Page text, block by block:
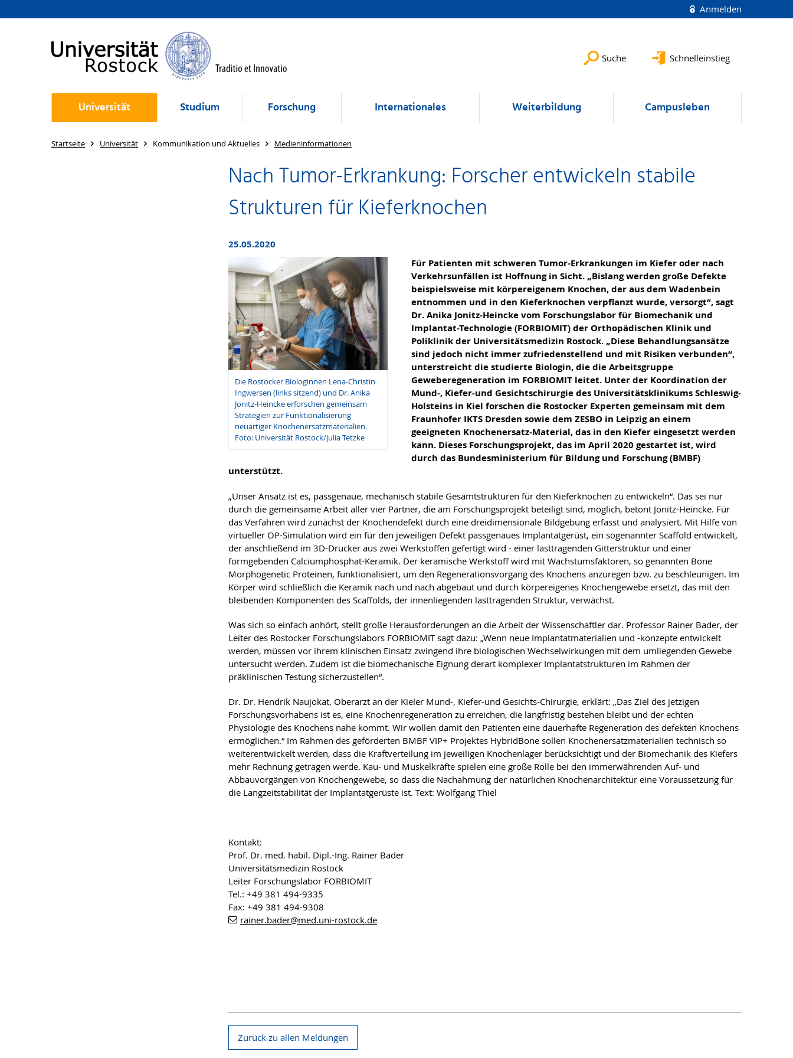
Anmelden
Suche Schnelleinstieg
Universität Studium Forschung Internationales Weiterbildung Campusleben
Startseite Universität Kommunikation und Aktuelles Medieninformationen
Nach Tumor-Erkrankung: Forscher entwickeln stabile
Strukturen für Kieferknochen
25.05.2020
Die Rostocker Biologinnen Lena-Christin
Ingwersen (links sitzend) und Dr. Anika
Jonitz-Heincke erforschen gemeinsam
Strategien zur Funktionalisierung
neuartiger Knochenersatzmaterialien.
Foto: Universität Rostock/Julia Tetzke
Für Patienten mit schweren Tumor-Erkrankungen im Kiefer oder nach
Verkehrsunfällen ist Hoffnung in Sicht. „Bislang werden große Defekte
beispielsweise mit körpereigenem Knochen, der aus dem Wadenbein
entnommen und in den Kieferknochen verpflanzt wurde, versorgt“, sagt
Dr. Anika Jonitz-Heincke vom Forschungslabor für Biomechanik und
Implantat-Technologie (FORBIOMIT) der Orthopädischen Klinik und
Poliklinik der Universitätsmedizin Rostock. „Diese Behandlungsansätze
sind jedoch nicht immer zufriedenstellend und mit Risiken verbunden“,
unterstreicht die studierte Biologin, die die Arbeitsgruppe
Geweberegeneration im FORBIOMIT leitet. Unter der Koordination der
Mund-, Kiefer-und Gesichtschirurgie des Universitätsklinikums Schleswig-
Holsteins in Kiel forschen die Rostocker Experten gemeinsam mit dem
Fraunhofer IKTS Dresden sowie dem ZESBO in Leipzig an einem
geeigneten Knochenersatz-Material, das in den Kiefer eingesetzt werden
kann. Dieses Forschungsprojekt, das im April 2020 gestartet ist, wird
durch das Bundesministerium für Bildung und Forschung (BMBF)
unterstützt.
„Unser Ansatz ist es, passgenaue, mechanisch stabile Gesamtstrukturen für den Kieferknochen zu entwickeln“. Das sei nur
durch die gemeinsame Arbeit aller vier Partner, die am Forschungsprojekt beteiligt sind, möglich, betont Jonitz-Heincke. Für
das Verfahren wird zunächst der Knochendefekt durch eine dreidimensionale Bildgebung erfasst und analysiert. Mit Hilfe von
virtueller OP-Simulation wird ein für den jeweiligen Defekt passgenaues Implantatgerüst, ein sogenannter Scaffold entwickelt,
der anschließend im 3D-Drucker aus zwei Werkstoffen gefertigt wird - einer lasttragenden Gitterstruktur und einer
formgebenden Calciumphosphat-Keramik. Der keramische Werkstoff wird mit Wachstumsfaktoren, so genannten Bone
Morphogenetic Proteinen, funktionalisiert, um den Regenerationsvorgang des Knochens anzuregen bzw. zu beschleunigen. Im
Körper wird schließlich die Keramik nach und nach abgebaut und durch körpereigenes Knochengewebe ersetzt, das mit den
bleibenden Komponenten des Scaffolds, der innenliegenden lasttragenden Struktur, verwächst.
Was sich so einfach anhört, stellt große Herausforderungen an die Arbeit der Wissenschaftler dar. Professor Rainer Bader, der
Leiter des Rostocker Forschungslabors FORBIOMIT sagt dazu: „Wenn neue Implantatmaterialien und -konzepte entwickelt
werden, müssen vor ihrem klinischen Einsatz zwingend ihre biologischen Wechselwirkungen mit dem umliegenden Gewebe
untersucht werden. Zudem ist die biomechanische Eignung derart komplexer Implantatstrukturen im Rahmen der
präklinischen Testung sicherzustellen“.
Dr. Dr. Hendrik Naujokat, Oberarzt an der Kieler Mund-, Kiefer-und Gesichts-Chirurgie, erklärt: „Das Ziel des jetzigen
Forschungsvorhabens ist es, eine Knochenregeneration zu erreichen, die langfristig bestehen bleibt und der echten
Physiologie des Knochens nahe kommt. Wir wollen damit den Patienten eine dauerhafte Regeneration des defekten Knochens
ermöglichen.“ Im Rahmen des geförderten BMBF VIP+ Projektes HybridBone sollen Knochenersatzmaterialien technisch so
weiterentwickelt werden, dass die Kraftverteilung im jeweiligen Knochenlager berücksichtigt und der Biomechanik des Kiefers
mehr Rechnung getragen werde. Kau- und Muskelkräfte spielen eine große Rolle bei den immerwährenden Auf- und
Abbauvorgängen von Knochengewebe, so dass die Nachahmung der natürlichen Knochenarchitektur eine Voraussetzung für
die Langzeitstabilität der Implantatgerüste ist. Text: Wolfgang Thiel
Kontakt:
Prof. Dr. med. habil. Dipl.-Ing. Rainer Bader
Universitätsmedizin Rostock
Leiter Forschungslabor FORBIOMIT
Tel.: +49 381 494-9335
Fax: +49 381 494-9308
rainer.bader@med.uni-rostock.de
Zurück zu allen Meldungen